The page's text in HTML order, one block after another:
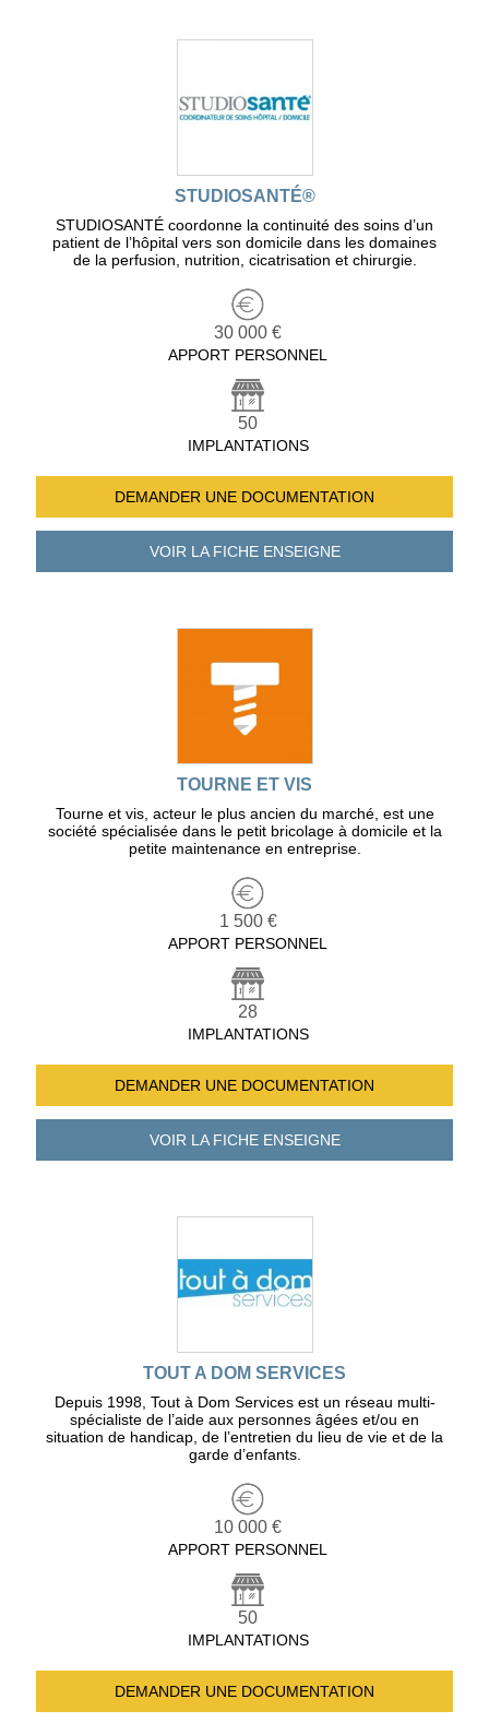
STUDIOSANTÉ®
STUDIOSANTÉ coordonne la continuité des soins d’un
patient de l’hôpital vers son domicile dans les domaines
de la perfusion, nutrition, cicatrisation et chirurgie.
30 000 €
APPORT PERSONNEL
50
IMPLANTATIONS
DEMANDER UNE DOCUMENTATION
VOIR LA FICHEENSEIGNE
TOURNE ET VIS
Tourne et vis, acteur le plus ancien du marché, est une
société spécialisée dans le petit bricolage à domicile et la
petite maintenance en entreprise.
1 500 €
APPORT PERSONNEL
28
IMPLANTATIONS
DEMANDER UNE DOCUMENTATION
VOIR LA FICHEENSEIGNE
TOUT A DOM SERVICES
Depuis 1998, Tout à Dom Services est un réseau multi-
spécialiste de l’aide aux personnes âgées et/ou en
situation de handicap, de l’entretien du lieu de vie et de la
garde d’enfants.
10 000 €
APPORT PERSONNEL
50
IMPLANTATIONS
DEMANDER UNE DOCUMENTATION